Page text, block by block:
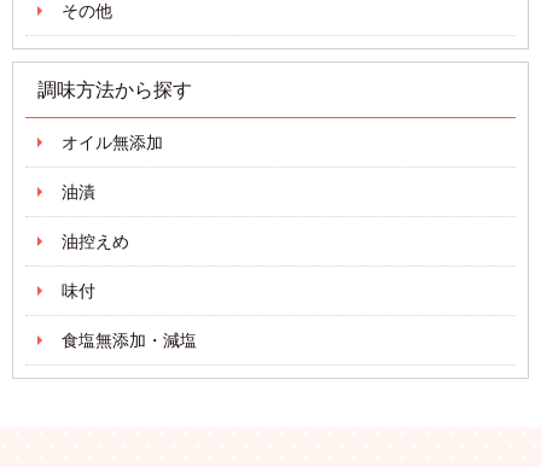
その他
調味方法から探す
オイル無添加
油漬
油控えめ
味付
食塩無添加・減塩